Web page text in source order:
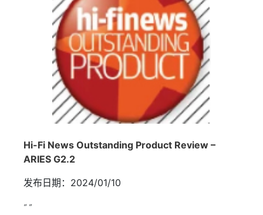
Hi-Fi News Outstanding Product Review –
ARIES G2.2
发布日期：2024/01/10
“ ”